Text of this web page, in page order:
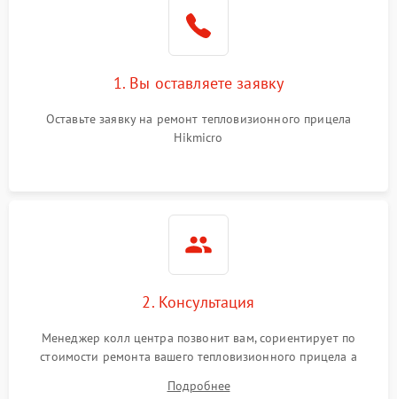
1. Вы оставляете заявку
Оставьте заявку на ремонт тепловизионного прицела
Hikmicro
2. Консультация
Менеджер колл центра позвонит вам, сориентирует по
стоимости ремонта вашего тепловизионного прицела а
Подробнее